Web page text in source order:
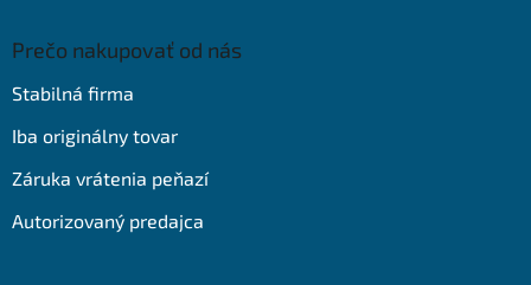
Prečo nakupovať od nás
Stabilná firma
Iba originálny tovar
Záruka vrátenia peňazí
Autorizovaný predajca